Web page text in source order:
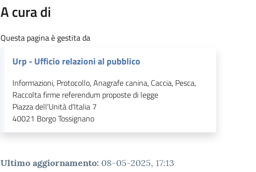
A cura di
Questa pagina è gestita da
Urp - Ufficio relazioni al pubblico
Informazioni, Protocollo, Anagrafe canina, Caccia, Pesca,
Raccolta firme referendum proposte di legge
Piazza dell'Unità d'Italia 7
40021 Borgo Tossignano
Ultimo aggiornamento: 08-05-2025, 17:13